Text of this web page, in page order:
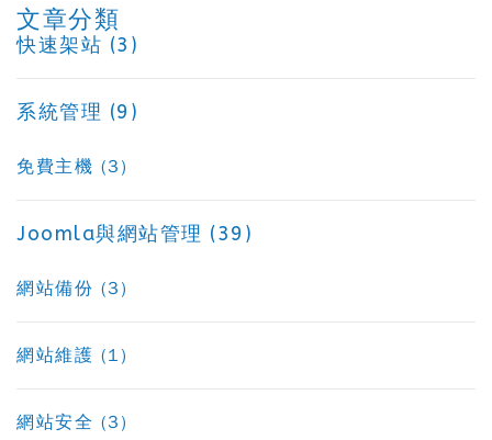
文章分類
快速架站 (3)
系統管理 (9)
免費主機 (3)
Joomla與網站管理 (39)
網站備份 (3)
網站維護 (1)
網站安全 (3)